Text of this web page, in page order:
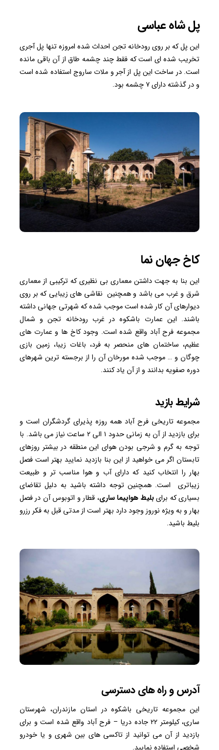
پل شاه عباسی
این پل که بر روی رودخانه تجن احداث شده امروزه تنها پل آجری
تخریب شده ای است که فقط چند چشمه طاق از آن باقی مانده
است. در ساخت این پل از آجر و ملات ساروج استفاده شده است
و در گذشته دارای ۷ چشمه بود.
کاخ جهان نما
این بنا به جهت داشتن معماری بی نظیری که ترکیبی از معماری
شرق و غرب می باشد و همچنین نقاشی های زیبایی که بر روی
دیوارهای آن کار شده است موجب شده که شهرتی جهانی داشته
باشند. این عمارت باشکوه در غرب رودخانه تجن و شمال
مجموعه فرح آباد واقع شده است. وجود کاخ ها و عمارت های
عظیم، ساختمان های منحصر به فرد، باغات زیبا، زمین بازی
چوگان و … موجب شده مورخان آن را از برجسته ترین شهرهای
دوره صفویه بدانند و از آن یاد کنند.
شرایط بازید
مجموعه تاریخی فرح آباد همه روزه پذیرای گردشگران است و
برای بازدید از آن به زمانی حدود ۱ الی ۲ ساعت نیاز می باشد. با
توجه به گرم و شرجی بودن هوای این منطقه در بیشتر روزهای
تابستان اگر می خواهید از این بنا بازدید نمایید بهتر است فصل
بهار را انتخاب کنید که دارای آب و هوا مناسب تر و طبیعت
زیباتری است. همچنین توجه داشته باشید به دلیل تقاضای
بسیاری که برایبلیط هواپیماساری، قطار و اتوبوس آن در فصل
بهار و به ویژه نوروز وجود دارد بهتر است از مدتی قبل به فکر رزرو
بلیط باشید.
آدرس و راه های دسترسی
این مجموعه تاریخی باشکوه در استان مازندران، شهرستان
ساری، کیلومتر ۲۲ جاده دریا – فرح آباد واقع شده است و برای
بازدید از آن می توانید از تاکسی های بین شهری و یا خودرو